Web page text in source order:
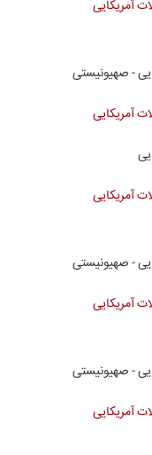
- صهیونیستی
- صهیونیستی
- صهیونیستی